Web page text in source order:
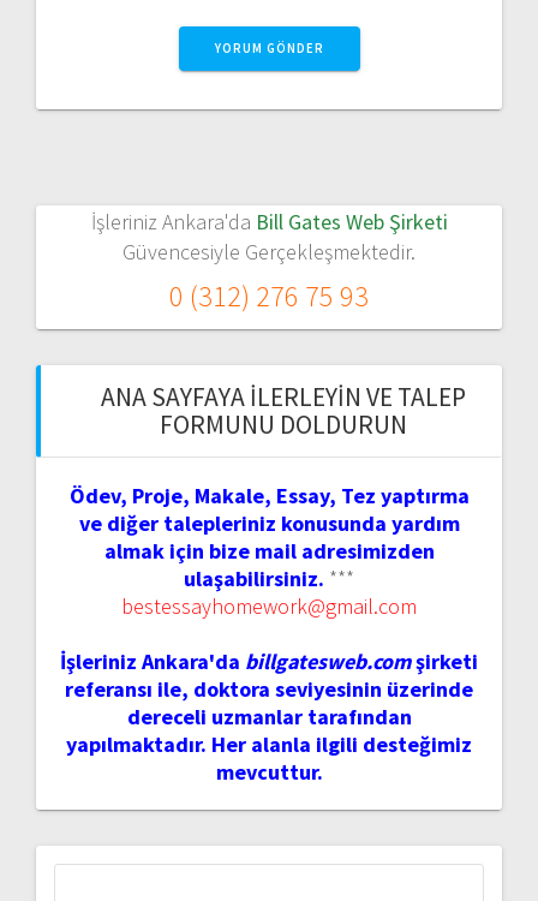
İşleriniz Ankara'da Bill Gates Web Şirketi
Güvencesiyle Gerçekleşmektedir.
0 (312) 276 75 93
ANA SAYFAYA İLERLEYIN VE TALEP
FORMUNU DOLDURUN
Ödev, Proje, Makale, Essay, Tez yaptırma
ve diğer talepleriniz konusunda yardım
almak için bize mail adresimizden
ulaşabilirsiniz. ***
bestessayhomework@gmail.com
İşleriniz Ankara'da billgatesweb.comşirketi
referansı ile, doktora seviyesinin üzerinde
dereceli uzmanlar tarafından
yapılmaktadır. Her alanla ilgili desteğimiz
mevcuttur.